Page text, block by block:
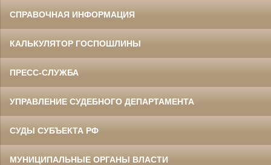
СПРАВОЧНАЯ ИНФОРМАЦИЯ
КАЛЬКУЛЯТОР ГОСПОШЛИНЫ
ПРЕСС-СЛУЖБА
УПРАВЛЕНИЕ СУДЕБНОГО ДЕПАРТАМЕНТА
СУДЫ СУБЪЕКТА РФ
МУНИЦИПАЛЬНЫЕ ОРГАНЫ ВЛАСТИ